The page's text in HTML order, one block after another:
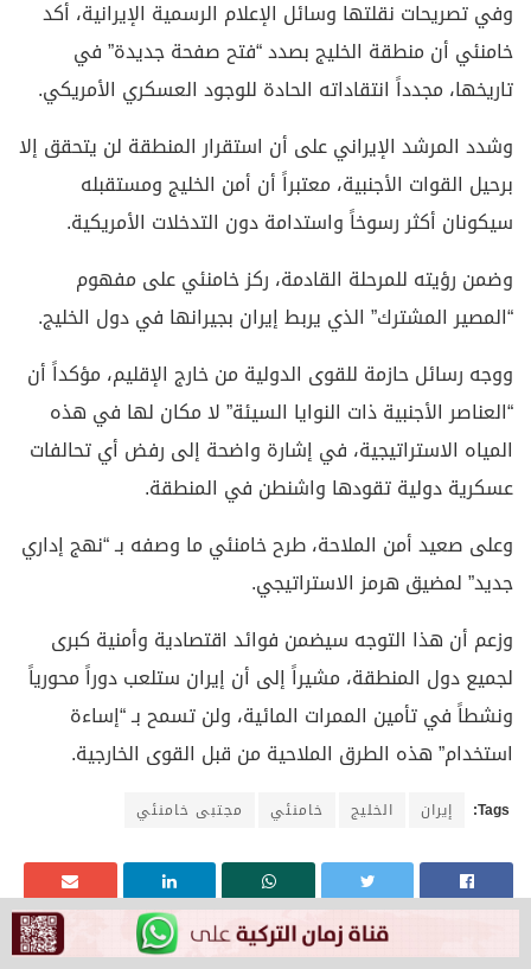
وفي تصريحات نقلتها وسائل الإعلام الرسمية الإيرانية، أكد
خامنئي أن منطقة الخليج بصدد “فتح صفحة جديدة” في
تاريخها، مجدداً انتقاداته الحادة للوجود العسكري الأمريكي.
وشدد المرشد الإيراني على أن استقرار المنطقة لن يتحقق إلا
برحيل القوات الأجنبية، معتبراً أن أمن الخليج ومستقبله
سيكونان أكثر رسوخاً واستدامة دون التدخلات الأمريكية.
وضمن رؤيته للمرحلة القادمة، ركز خامنئي على مفهوم
“المصير المشترك” الذي يربط إيران بجيرانها في دول الخليج.
ووجه رسائل حازمة للقوى الدولية من خارج الإقليم، مؤكداً أن
“العناصر الأجنبية ذات النوايا السيئة” لا مكان لها في هذه
المياه الاستراتيجية، في إشارة واضحة إلى رفض أي تحالفات
عسكرية دولية تقودها واشنطن في المنطقة.
وعلى صعيد أمن الملاحة، طرح خامنئي ما وصفه بـ “نهج إداري
جديد” لمضيق هرمز الاستراتيجي.
وزعم أن هذا التوجه سيضمن فوائد اقتصادية وأمنية كبرى
لجميع دول المنطقة، مشيراً إلى أن إيران ستلعب دوراً محورياً
ونشطاً في تأمين الممرات المائية، ولن تسمح بـ “إساءة
استخدام” هذه الطرق الملاحية من قبل القوى الخارجية.
Tags: إيران الخليج خامنئي مجتبى خامنئي